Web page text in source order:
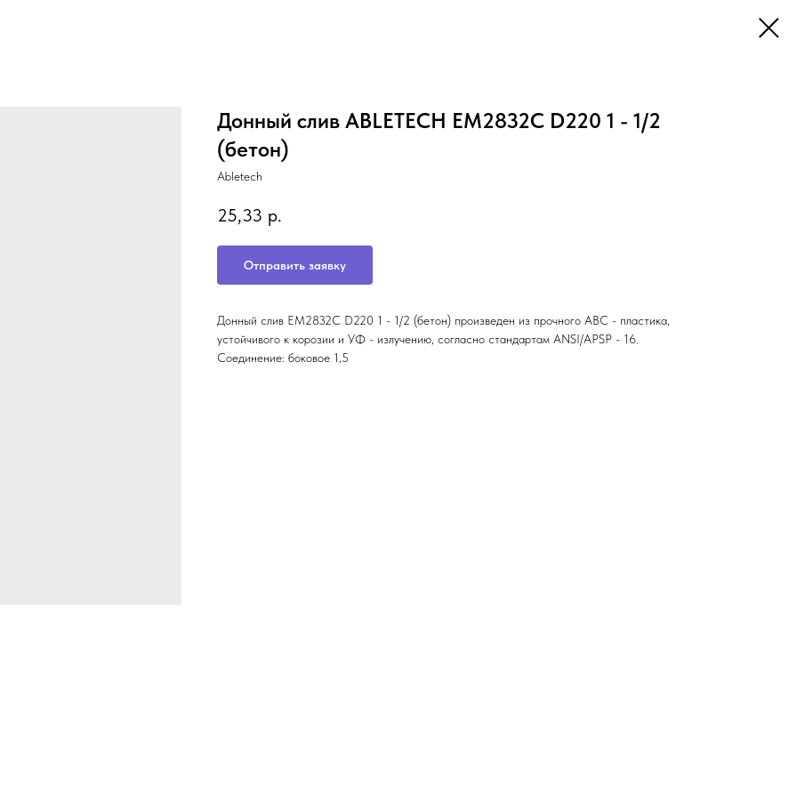
Донный слив ABLETECH EM2832C D220 1 - 1/2
(бетон)
Abletech
25,33 р.
Отправить заявку
Донный слив EM2832C D220 1 - 1/2 (бетон) произведен из прочного ABC - пластика,
устойчивого к корозии и УФ - излучению, согласно стандартам ANSI/APSP - 16.
Соединение: боковое 1,5